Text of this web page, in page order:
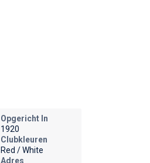
Opgericht In
1920
Clubkleuren
Red / White
Adres